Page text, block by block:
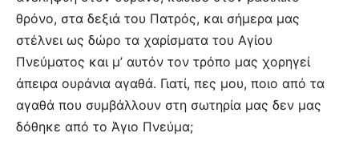
θρόνο, στα δεξιά του Πατρός, και σήμερα μας
στέλνει ως δώρο τα χαρίσματα του Αγίου
Πνεύματος και μ’ αυτόν τον τρόπο μας χορηγεί
άπειρα ουράνια αγαθά. Γιατί, πες μου, ποιο από τα
αγαθά που συμβάλλουν στη σωτηρία μας δεν μας
δόθηκε από το Άγιο Πνεύμα;